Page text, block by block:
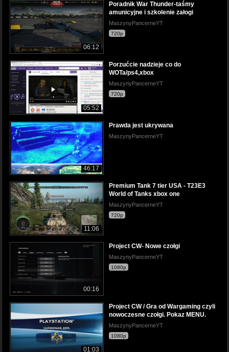
06:12
Poradnik War Thunder-taśmy
amunicyjne i szkolenie załogi
MaszynyPancerneYT
720p
05:52
Porzućcie nadzieje co do
WOTa/ps4,xbox
MaszynyPancerneYT
720p
46:17
Prawda jest ukrywana
MaszynyPancerneYT
11:06
Premium Tank 7 tier USA - T23E3
World of Tanks xbox one
MaszynyPancerneYT
720p
00:16
Project CW- Nowe czołgi
MaszynyPancerneYT
1080p
01:03
Project CW / Gra od Wargaming czyli
nowoczesne czołgi. Pokaz MENU.
MaszynyPancerneYT
1080p